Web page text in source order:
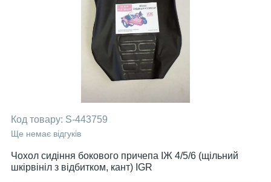
Код товару: S-443759
Ще немає відгуків
Чохол сидіння бокового причепа ІЖ 4/5/6 (щільний
шкірвініл з відбитком, кант) IGR